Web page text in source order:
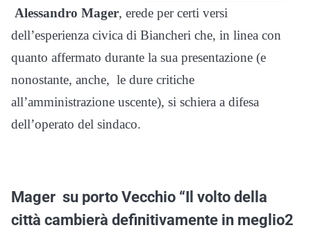
Alessandro Mager, erede per certi versi
dell’esperienza civica di Biancheri che, in linea con
quanto affermato durante la sua presentazione (e
nonostante, anche, le dure critiche
all’amministrazione uscente), si schiera a difesa
dell’operato del sindaco.
Mager su porto Vecchio “Il volto della
città cambierà definitivamente in meglio2